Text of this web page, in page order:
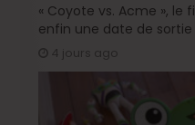
« Coyote vs. Acme », le
enfin une date de sortie
4 jours ago